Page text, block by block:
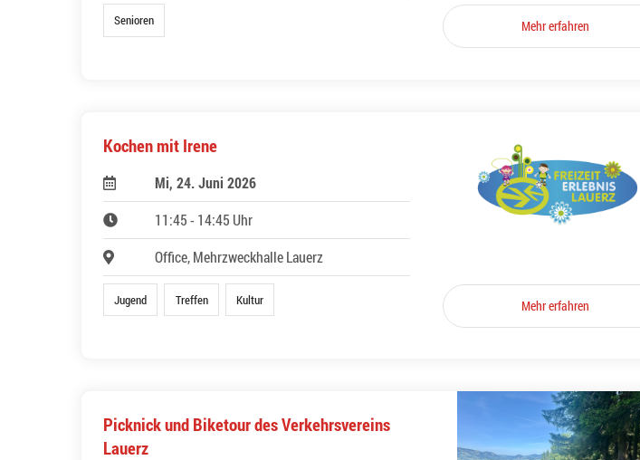
Senioren Mehr erfahren
Kochen mit Irene
Mi, 24. Juni 2026
11:45 - 14:45 Uhr
Office, Mehrzweckhalle Lauerz
Jugend Treffen Kultur Mehr erfahren
Picknick und Biketour des Verkehrsvereins
Lauerz